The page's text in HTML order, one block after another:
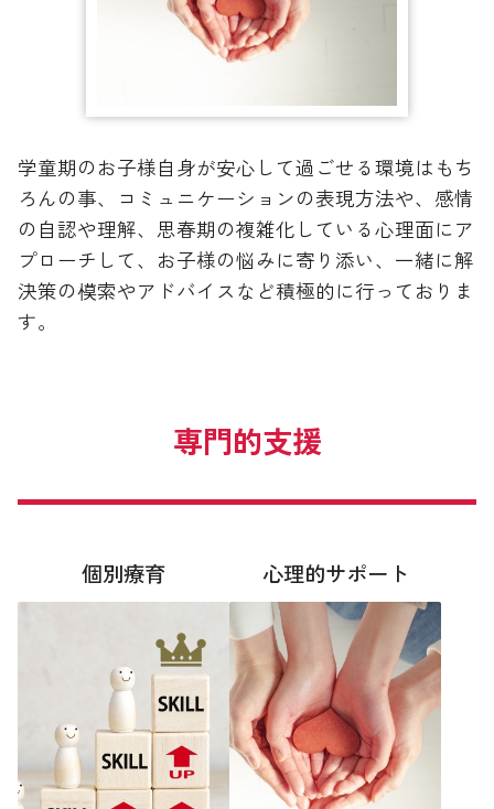
学童期のお子様自身が安心して過ごせる環境はもち
ろんの事、コミュニケーションの表現方法や、感情
の自認や理解、思春期の複雑化している心理面にア
プローチして、お子様の悩みに寄り添い、一緒に解
決策の模索やアドバイスなど積極的に行っておりま
す。
専門的支援
個別療育 心理的サポート